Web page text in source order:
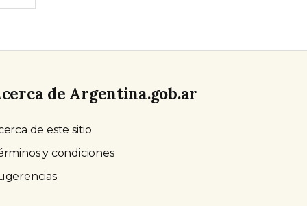
de Argentina.gob.ar
de este sitio
y condiciones